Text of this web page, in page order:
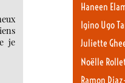
je
Haneen
Igino Ugo
Juliette
Noëlle
Ramon